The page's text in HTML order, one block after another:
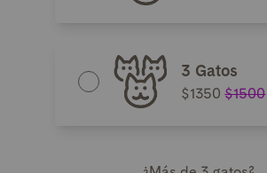
3 Gatos
$1350$1500